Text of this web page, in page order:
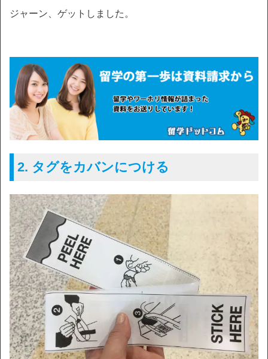
ジャーン、ゲットしました。
2. タグをカバンにつける